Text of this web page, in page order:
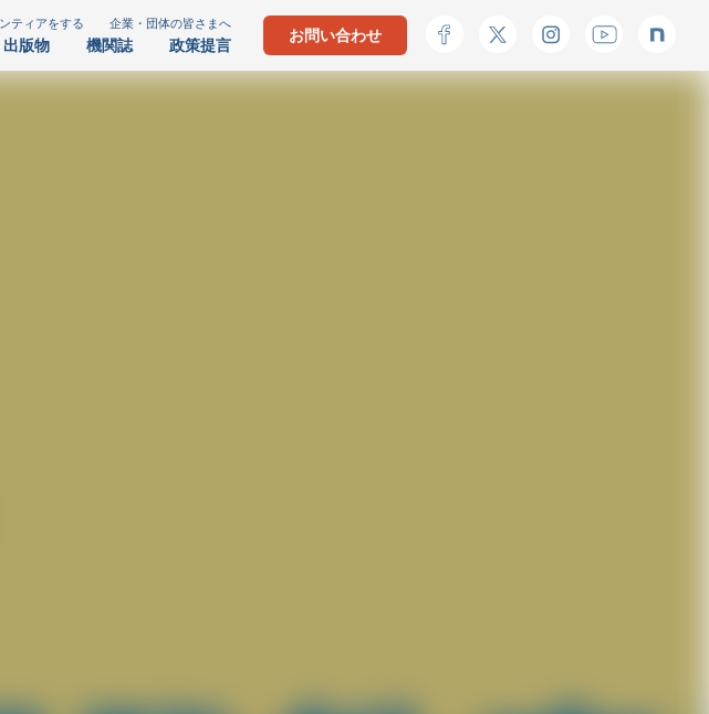
ティアをする 企業・団体の皆さまへ
版物 機関誌 政策提言
お問い合わせ